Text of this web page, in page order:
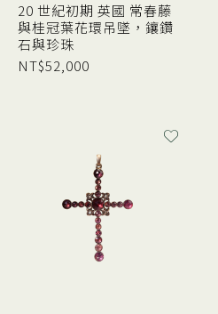
20 世紀初期 英國 常春藤
與桂冠葉花環吊墜，鑲鑽
石與珍珠
NT$52,000